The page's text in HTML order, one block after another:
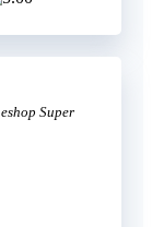
Super